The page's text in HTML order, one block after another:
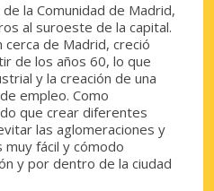
la Comunidad de Madrid,
al suroeste de la capital.
de Madrid, creció
de los años 60, lo que
y la creación de una
empleo. Como
que crear diferentes
las aglomeraciones y
fácil y cómodo
y por dentro de la ciudad